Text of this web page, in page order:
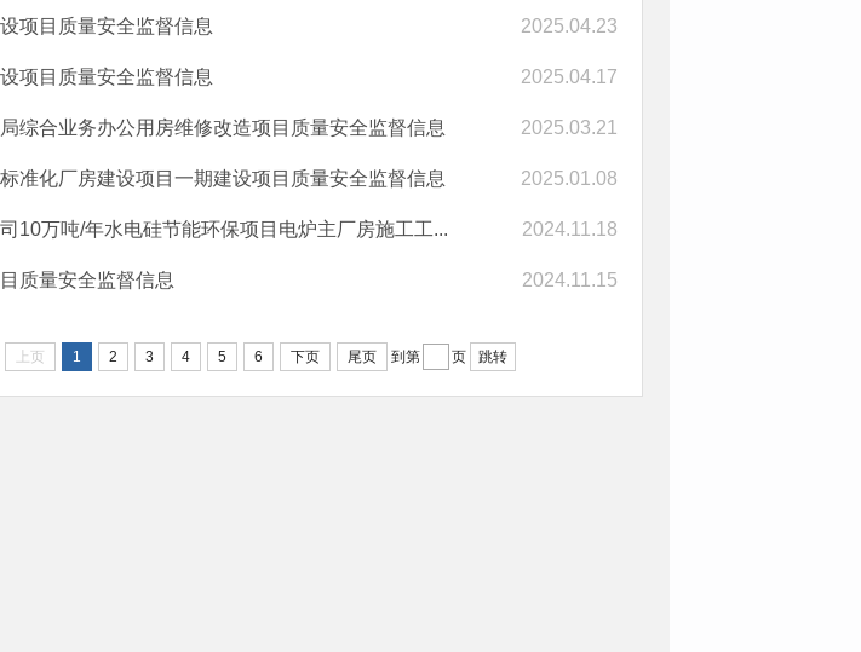
项目质量安全监督信息 2025.04.23
项目质量安全监督信息 2025.04.17
综合业务办公用房维修改造项目质量安全监督信息 2025.03.21
准化厂房建设项目一期建设项目质量安全监督信息 2025.01.08
10万吨/年水电硅节能环保项目电炉主厂房施工工... 2024.11.18
质量安全监督信息 2024.11.15
上页 1 2 3 4 5 6 下页 尾页 到第 页 跳转